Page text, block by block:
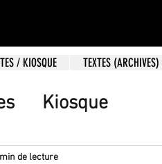
/ KIOSQUE TEXTES (ARCHIVES)
Kiosque
de lecture